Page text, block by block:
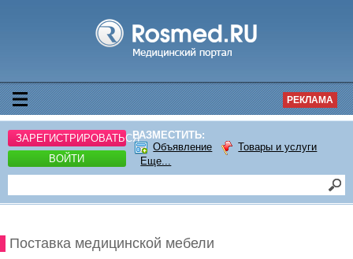
РЕКЛАМА
ЗАРЕГИСТРИРОВАТЬСЯ
ВОЙТИ
РАЗМЕСТИТЬ:
Объявление
Товары и услуги
Еще...
Поставка медицинской мебели